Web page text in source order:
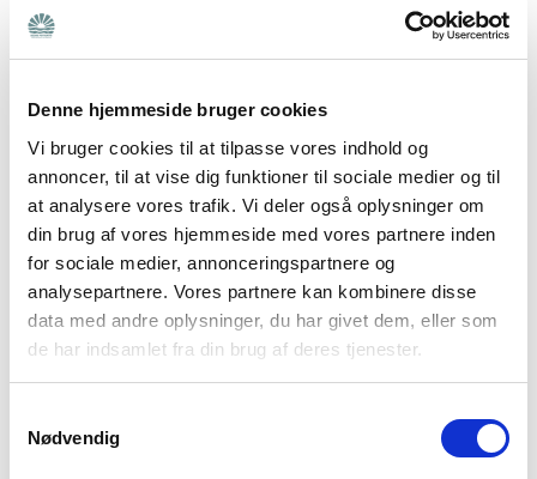
Denne hjemmeside bruger cookies
Vi bruger cookies til at tilpasse vores indhold og
annoncer, til at vise dig funktioner til sociale medier og til
at analysere vores trafik. Vi deler også oplysninger om
din brug af vores hjemmeside med vores partnere inden
for sociale medier, annonceringspartnere og
analysepartnere. Vores partnere kan kombinere disse
data med andre oplysninger, du har givet dem, eller som
de har indsamlet fra din brug af deres tjenester.
Nødvendig
Henvisning udenom PPR – når lægen
I nogle tilfælde kan det give mening at gå til barnets
egen læge. Det kan fx være, hvis man oplever, at
PPR-forløbet trækker ud, eller hvis barnet er ældre
og ikke længere går i skole. Lægen kan – ligesom PPR
– henvise til børne- og ungdomspsykiatrien.
Henvisningen bliver dog ofte afvist, hvis den ikke
fyldestgørende billede som muligt af barnets hverdag